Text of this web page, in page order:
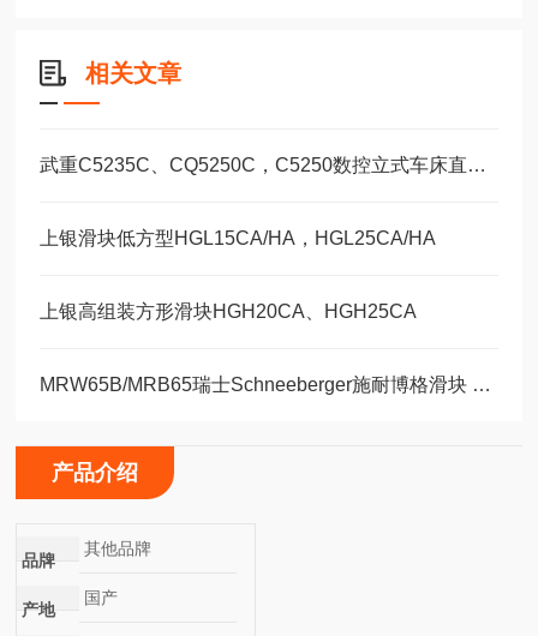
相关文章
武重C5235C、CQ5250C，C5250数控立式车床直线运动滑块WEH35CA/WEW35CC
上银滑块低方型HGL15CA/HA，HGL25CA/HA
上银高组装方形滑块HGH20CA、HGH25CA
MRW65B/MRB65瑞士Schneeberger施耐博格滑块 导轨
产品介绍
品牌
其他品牌
产地
国产